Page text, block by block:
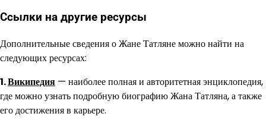
Ссылки на другие ресурсы
Дополнительные сведения о Жане Татляне можно найти на
следующих ресурсах:
1.Википедия — наиболее полная и авторитетная энциклопедия,
где можно узнать подробную биографию Жана Татляна, а также
его достижения в карьере.